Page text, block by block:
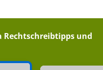
Rechtschreibtipps und